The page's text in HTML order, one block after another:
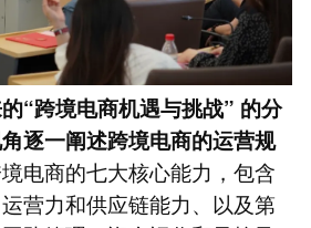
“跨境电商机遇与挑战” 的分
逐一阐述跨境电商的运营规
电商的七大核心能力，包含
营力和供应链能力、以及第